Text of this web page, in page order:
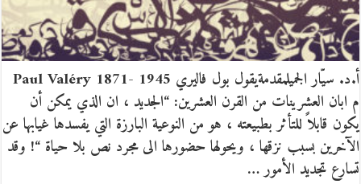
أ.د. سيّار الجميلمقدمةيقول بول فاليري Paul Valéry 1871- 1945
م ابان العشرينات من القرن العشرين: “الجديد ، ان الذي يمكن أن
يكون قابلاً للتأثر بطبيعته ، هو من النوعية البارزة التي يفسدها غيابها عن
الآخرين بسبب نزقها ، ويحولها حضورها الى مجرد نص بلا حياة “! وقد
تسارع تجديد الأمور …